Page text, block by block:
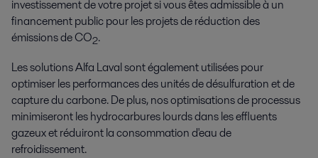
investissement de votre projet si vous êtes admissible à un
financement public pour les projets de réduction des
émissions de CO2.
Les solutions Alfa Laval sont également utilisées pour
optimiser les performances des unités de désulfuration et de
capture du carbone. De plus, nos optimisations de processus
minimiseront les hydrocarbures lourds dans les effluents
gazeux et réduiront la consommation d'eau de
refroidissement.